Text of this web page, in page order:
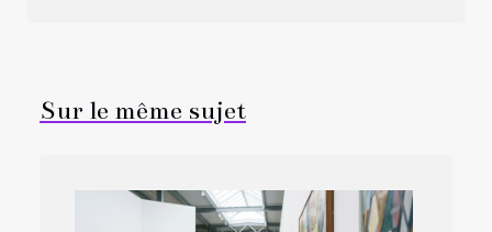
Sur le même sujet